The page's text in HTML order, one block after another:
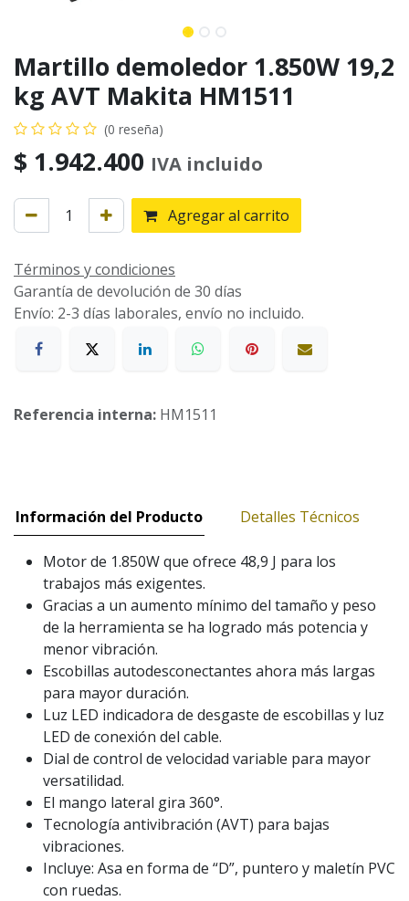
Martillo demoledor 1.850W 19,2
kg AVT Makita HM1511
(0 reseña)
$ 1.942.400 IVA incluido
Agregar al carrito
Términos y condiciones
Garantía de devolución de 30 días
Envío: 2-3 días laborales, envío no incluido.
Referencia interna: HM1511
Información del Producto Detalles Técnicos
Motor de 1.850W que ofrece 48,9 J para los
trabajos más exigentes.
Gracias a un aumento mínimo del tamaño y peso
de la herramienta se ha logrado más potencia y
menor vibración.
Escobillas autodesconectantes ahora más largas
para mayor duración.
Luz LED indicadora de desgaste de escobillas y luz
LED de conexión del cable.
Dial de control de velocidad variable para mayor
versatilidad.
El mango lateral gira 360°.
Tecnología antivibración (AVT) para bajas
vibraciones.
Incluye: Asa en forma de “D”, puntero y maletín PVC
con ruedas.